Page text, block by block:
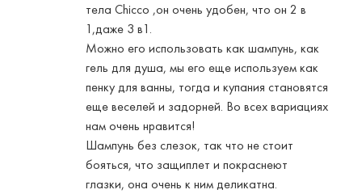
тела Chicco ,он очень удобен, что он 2 в
1,даже 3 в1.
Можно его использовать как шампунь, как
гель для душа, мы его еще используем как
пенку для ванны, тогда и купания становятся
еще веселей и задорней. Во всех вариациях
нам очень нравится!
Шампунь без слезок, так что не стоит
бояться, что защиплет и покраснеют
глазки, она очень к ним деликатна.